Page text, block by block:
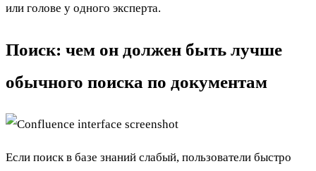
или голове у одного эксперта.
Поиск: чем он должен быть лучше
обычного поиска по документам
Если поиск в базе знаний слабый, пользователи быстро